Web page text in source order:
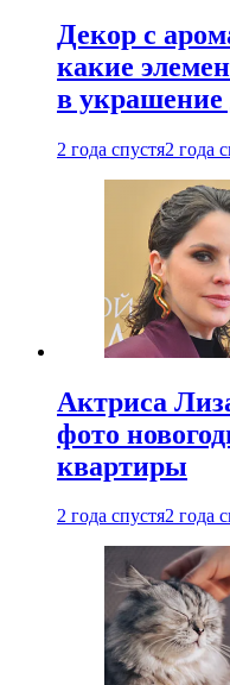
Декор с
какие
в украшение
2 года спустя2 года
Актриса
фото
квартиры
2 года спустя2 года